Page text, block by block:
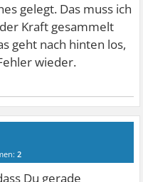
gelegt. Das muss ich
Kraft gesammelt
geht nach hinten los,
wieder.
2
Du gerade